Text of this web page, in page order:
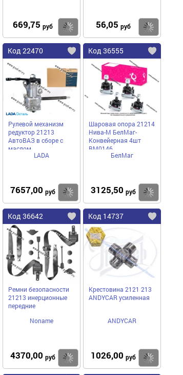
669,75 руб Купить
56,05 руб
Код 22470
Рулевой механизм
редуктор 21213
АвтоВАЗ в сборе с
маслом
LADA
7657,00 руб Купить
Код 36555
Шаровая опора 21214
Нива-М БелМаг-
Конвейерная 4шт
BM0146
БелМаг
3125,50 руб
Код 36642
Ремни безопасности
21213 инерционные
передние
Noname
4370,00 руб Купить
Код 14737
Крестовина 2121 213
ANDYCAR усиленная
ANDYCAR
1026,00 руб